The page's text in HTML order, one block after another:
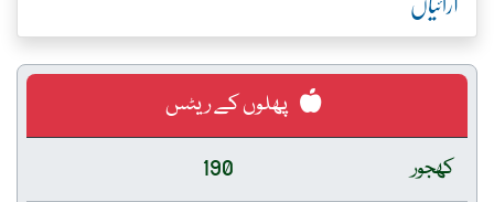
پھلوں کے ریٹس
کھجور
190